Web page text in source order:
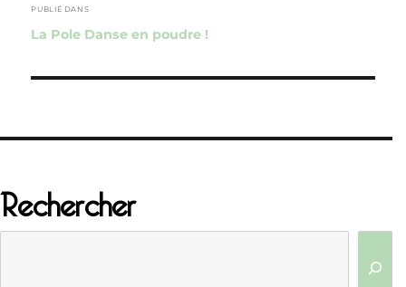
de
l’article
PUBLIÉ DANS
La Pole Danse en poudre !
Rechercher